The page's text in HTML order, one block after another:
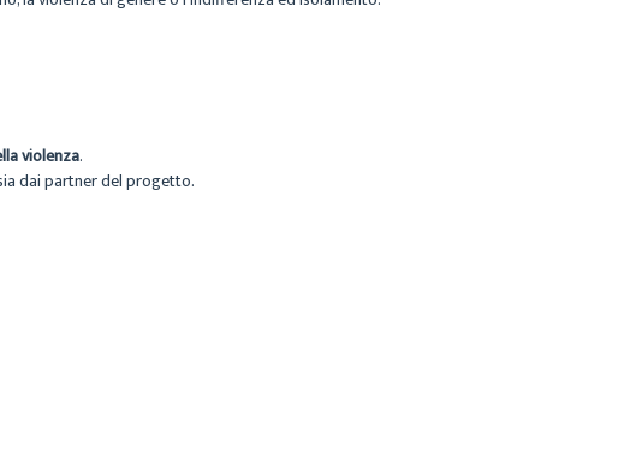
violenza.
dai partner del progetto.